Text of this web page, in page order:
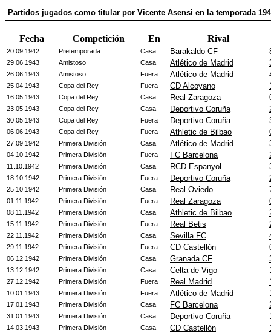
Partidos jugados como titular por Vicente Asensi en la temporada
Fecha Competición En Rival
20.09.1942 Pretemporada Casa Barakaldo CF
29.06.1943 Amistoso Casa Atlético de Madrid
26.06.1943 Amistoso Fuera Atlético de Madrid
25.04.1943 Copa del Rey Fuera CD Alcoyano
16.05.1943 Copa del Rey Casa Real Zaragoza
23.05.1943 Copa del Rey Casa Deportivo Coruña
30.05.1943 Copa del Rey Fuera Deportivo Coruña
06.06.1943 Copa del Rey Fuera Athletic de Bilbao
27.09.1942 Primera División Casa Atlético de Madrid
04.10.1942 Primera División Fuera FC Barcelona
11.10.1942 Primera División Casa RCD Espanyol
18.10.1942 Primera División Fuera Deportivo Coruña
25.10.1942 Primera División Casa Real Oviedo
01.11.1942 Primera División Fuera Real Zaragoza
08.11.1942 Primera División Casa Athletic de Bilbao
15.11.1942 Primera División Fuera Real Betis
22.11.1942 Primera División Casa Sevilla FC
29.11.1942 Primera División Fuera CD Castellón
06.12.1942 Primera División Casa Granada CF
13.12.1942 Primera División Casa Celta de Vigo
27.12.1942 Primera División Fuera Real Madrid
10.01.1943 Primera División Fuera Atlético de Madrid
17.01.1943 Primera División Casa FC Barcelona
31.01.1943 Primera División Casa Deportivo Coruña
14.03.1943 Primera División Casa CD Castellón